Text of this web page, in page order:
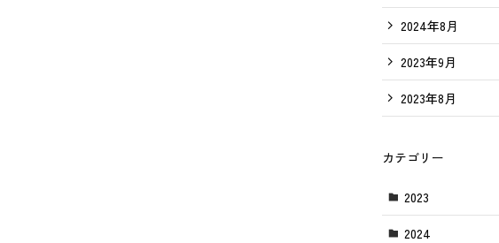
2024年8月
2023年9月
2023年8月
カテゴリー
2023
2024